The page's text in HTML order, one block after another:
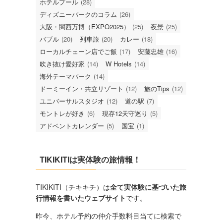
ディズニーパークのコラム (26)
大阪・関西万博（EXPO2025）
(25) 夜景 (25)
バブル (20) 列車旅 (20) カレー (18)
ローカルチェーン店でご飯 (17) 安藤忠雄 (16)
吹き抜け愛好家 (14) W Hotels (14)
海外テーマパーク (14)
ドーミーイン・共立リゾート (12) 旅のTips (12)
ユニバーサルスタジオ (12) 道の駅 (7)
モントレが好き (6) 現存12天守巡り (5)
アドベントカレンダー (5) 国宝 (1)
TIKIKITIは実体験の旅情報！
TIKIKITI（チキキチ）は全て実体験に基づいた旅
行情報を書いたウェブサイトです。
昨今、ホテル予約の仲介手数料目当てに検索で